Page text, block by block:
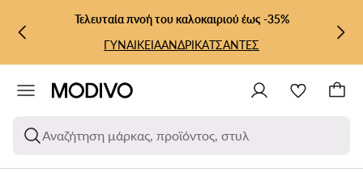
ΜΕΤΆΒΑΣΗ ΣΤΟ ΚΎΡΙΟ ΠΕΡΙΕΧΌΜΕΝΟ
ΜΕΤΆΒΑΣΗ ΣΤΗΝ ΑΝΑΖΉΤΗΣΗ
Τελευταία πνοή του καλοκαιριού έως -35%
ΓΥΝΑΙΚΕΙΑΑΝΔΡΙΚΑΤΣΑΝΤΕΣ
Αναζήτηση μάρκας, προϊόντος, στυλ